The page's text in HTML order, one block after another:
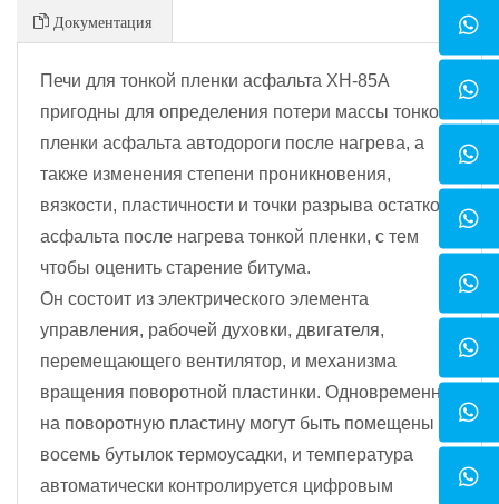
Документация
Печи для тонкой пленки асфальта XH-85A
пригодны для определения потери массы тонкой
пленки асфальта автодороги после нагрева, а
также изменения степени проникновения,
вязкости, пластичности и точки разрыва остатков
асфальта после нагрева тонкой пленки, с тем
чтобы оценить старение битума.
Он состоит из электрического элемента
управления, рабочей духовки, двигателя,
перемещающего вентилятор, и механизма
вращения поворотной пластинки. Одновременно
на поворотную пластину могут быть помещены
восемь бутылок термоусадки, и температура
автоматически контролируется цифровым